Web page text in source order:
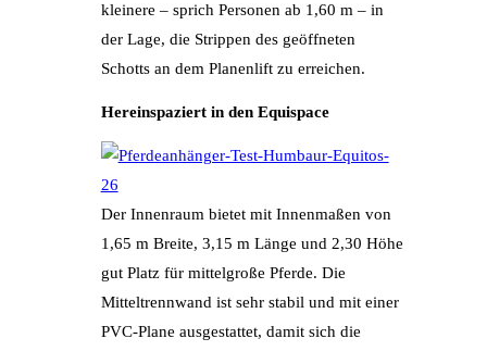
kleinere – sprich Personen ab 1,60 m – in
der Lage, die Strippen des geöffneten
Schotts an dem Planenlift zu erreichen.
Hereinspaziert in den Equispace
Der Innenraum bietet mit Innenmaßen von
1,65 m Breite, 3,15 m Länge und 2,30 Höhe
gut Platz für mittelgroße Pferde. Die
Mitteltrennwand ist sehr stabil und mit einer
PVC-Plane ausgestattet, damit sich die